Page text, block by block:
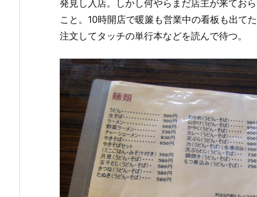
発見し入店。しかし何やらまだ店主が来てお
こと。10時開店で暖簾も営業中の看板も出
注文してタッチの単行本などを読んで待つ。